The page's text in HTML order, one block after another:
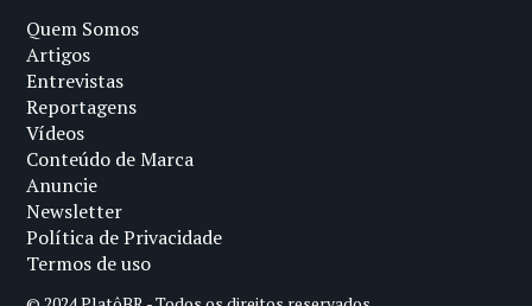
Quem Somos
Artigos
Entrevistas
Reportagens
Vídeos
Conteúdo de Marca
Anuncie
Newsletter
Política de Privacidade
Termos de uso